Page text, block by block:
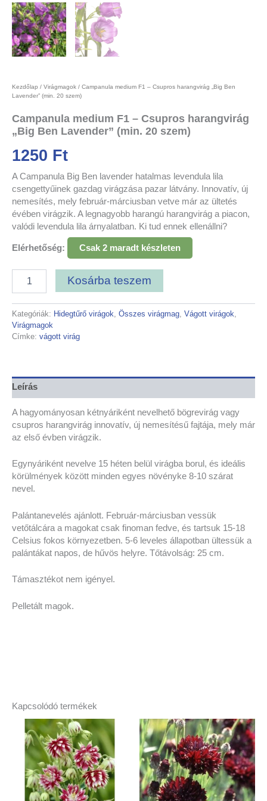
Kezdőlap / Virágmagok / Campanula medium F1 – Csupros harangvirág „Big Ben
Lavender” (min. 20 szem)
Campanula medium F1 – Csupros harangvirág
„Big Ben Lavender” (min. 20 szem)
1250 Ft
A Campanula Big Ben lavender hatalmas levendula lila
csengettyűinek gazdag virágzása pazar látvány. Innovatív, új
nemesítés, mely február-márciusban vetve már az ültetés
évében virágzik. A legnagyobb harangú harangvirág a piacon,
valódi levendula lila árnyalatban. Ki tud ennek ellenállni?
Elérhetőség: Csak 2 maradt készleten
Kosárba teszem
Kategóriák: Hidegtűrő virágok Összes virágmag Vágott virágok
Virágmagok
Címke: vágott virág
Leírás
A hagyományosan kétnyáriként nevelhető bögrevirág vagy
csupros harangvirág innovatív, új nemesítésű fajtája, mely már
az első évben virágzik.
Egynyáriként nevelve 15 héten belül virágba borul, és ideális
körülmények között minden egyes növényke 8-10 szárat
nevel.
Palántanevelés ajánlott. Február-márciusban vessük
vetőtálcára a magokat csak finoman fedve, és tartsuk 15-18
Celsius fokos környezetben. 5-6 leveles állapotban ültessük a
palántákat napos, de hűvös helyre. Tőtávolság: 25 cm.
Támasztékot nem igényel.
Pelletált magok.
Kapcsolódó termékek